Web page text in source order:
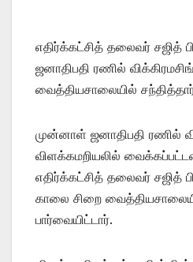
எதிர்க்கட்சித் தலைவர் சஜித்
ஜனாதிபதி ரணில்
வைத்தியசாலையில்
முன்னாள் ஜனாதிபதி ரணில்
விளக்கமறியலில்
எதிர்க்கட்சித் தலைவர் சஜித்
காலை சிறை
பார்வையிட்டார்.